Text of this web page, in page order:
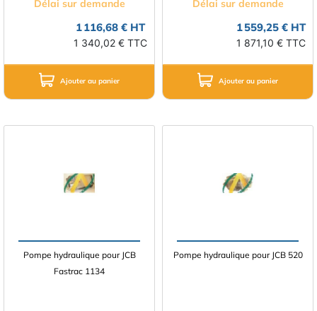
Délai sur demande
1 116,68 € HT
1 340,02 € TTC
Ajouter au panier
Délai sur demande
1 559,25 € HT
1 871,10 € TTC
Ajouter au panier
Pompe hydraulique pour JCB
Fastrac 1134
Pompe hydraulique pour JCB 520